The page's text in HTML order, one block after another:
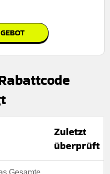
Zuletzt
überprüft
Gesamte